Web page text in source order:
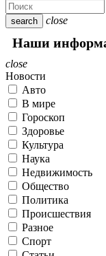
search close
Наши
close
Новости
Авто
В мире
Гороскоп
Здоровье
Культура
Наука
Недвижимость
Общество
Политика
Происшествия
Разное
Спорт